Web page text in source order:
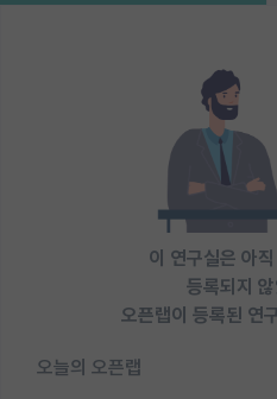
이 연구실은 아
등록되지
오픈랩이 등록된 연
오늘의 오픈랩